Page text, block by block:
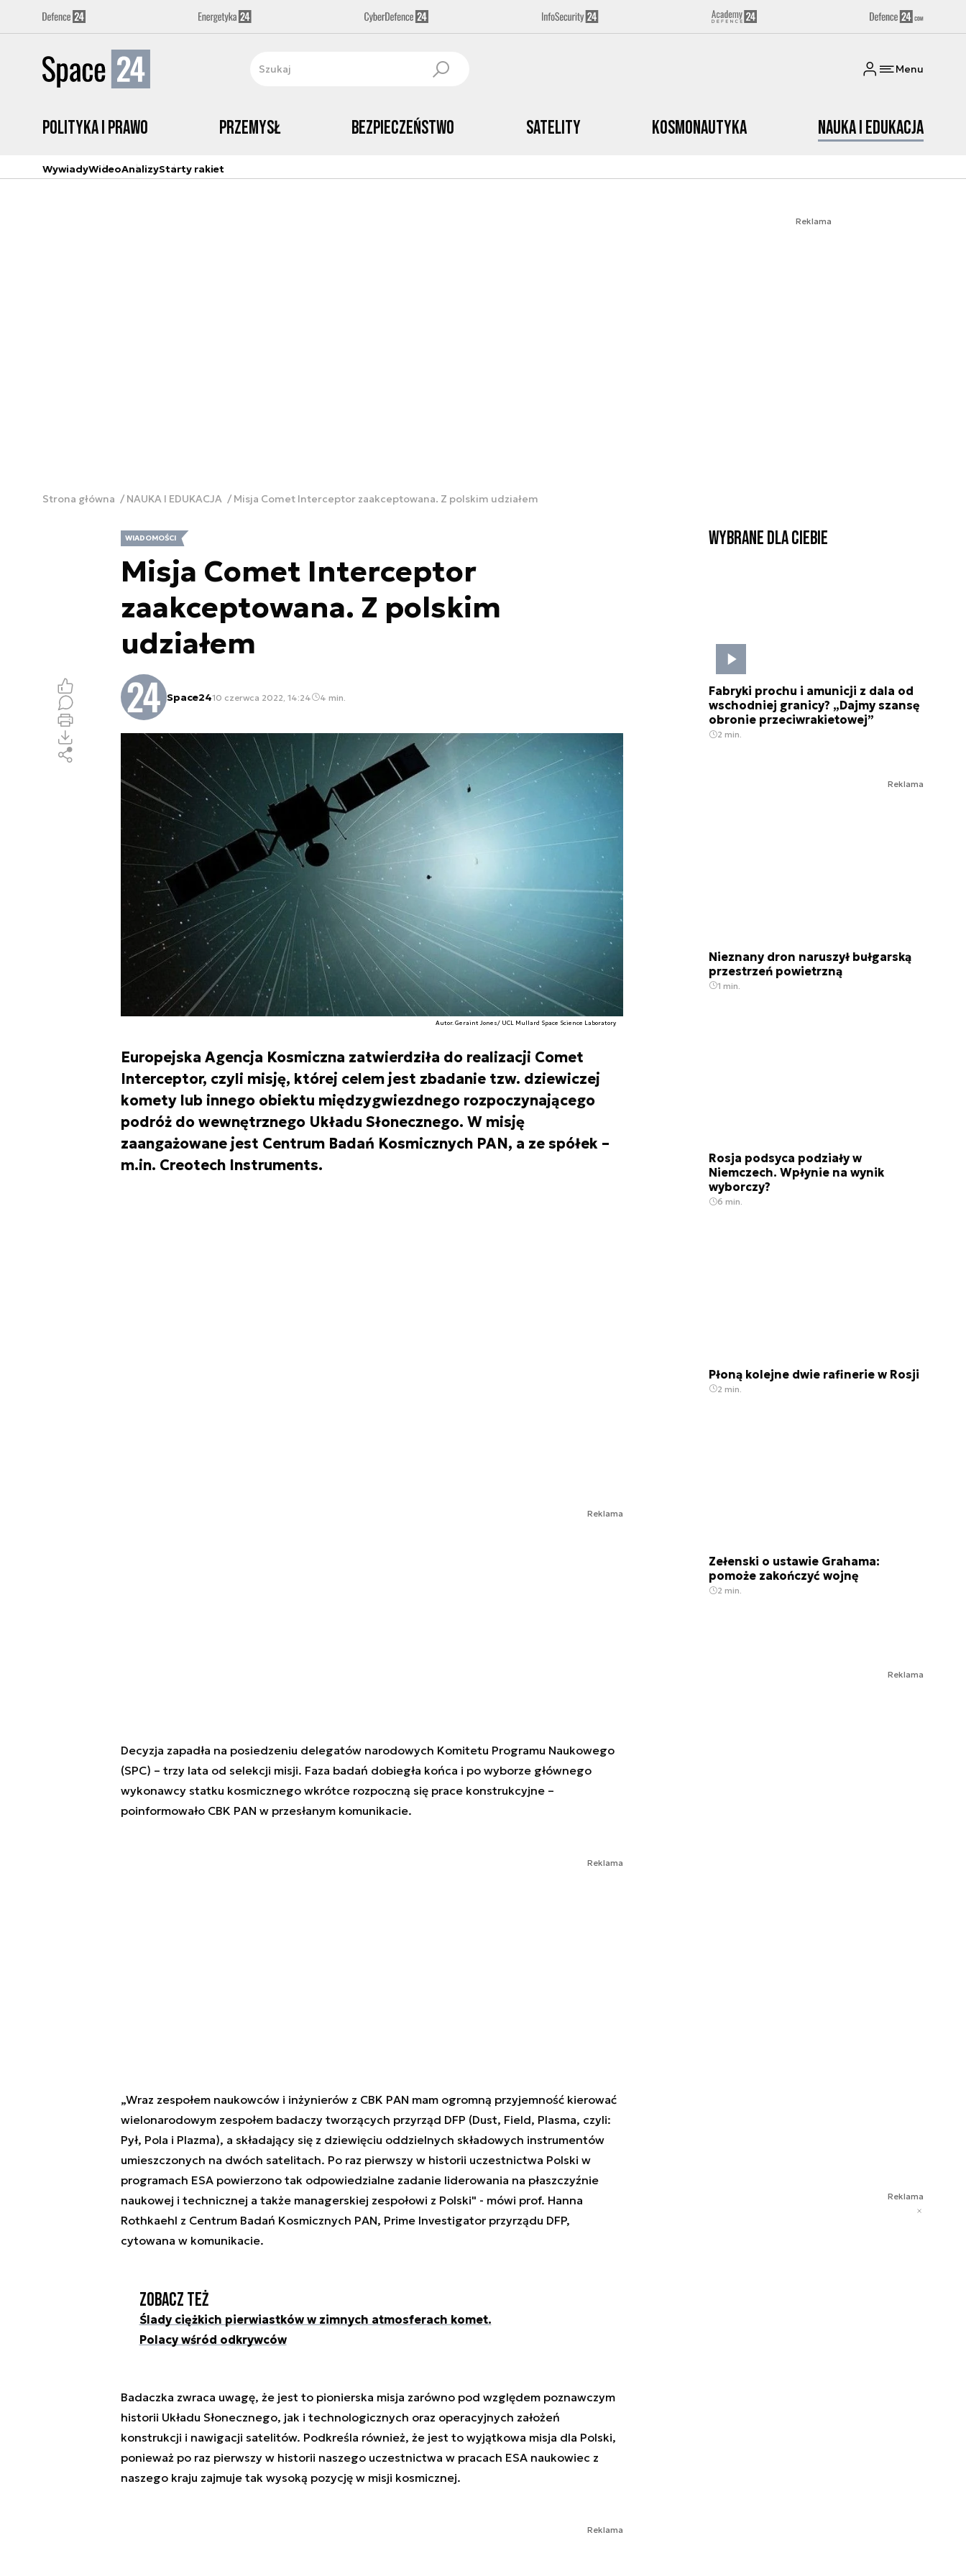
Menu
Polityka i prawo Przemysł Bezpieczeństwo Satelity Kosmonautyka Nauka i edukacja
WywiadyWideoAnalizyStarty rakiet
Reklama
Strona główna NAUKA I EDUKACJA Misja Comet Interceptor zaakceptowana. Z polskim udziałem
WIADOMOŚCI
Misja Comet Interceptor
zaakceptowana. Z polskim
udziałem
Space2410 czerwca 2022, 14:24 4 min.
Autor. Geraint Jones/ UCL Mullard Space Science Laboratory
Europejska Agencja Kosmiczna zatwierdziła do realizacji Comet
Interceptor, czyli misję, której celem jest zbadanie tzw. dziewiczej
komety lub innego obiektu międzygwiezdnego rozpoczynającego
podróż do wewnętrznego Układu Słonecznego. W misję
zaangażowane jest Centrum Badań Kosmicznych PAN, a ze spółek –
m.in. Creotech Instruments.
Reklama
Decyzja zapadła na posiedzeniu delegatów narodowych Komitetu Programu Naukowego
(SPC) – trzy lata od selekcji misji. Faza badań dobiegła końca i po wyborze głównego
wykonawcy statku kosmicznego wkrótce rozpoczną się prace konstrukcyjne –
poinformowało CBK PAN w przesłanym komunikacie.
Reklama
„Wraz zespołem naukowców i inżynierów z CBK PAN mam ogromną przyjemność kierować
wielonarodowym zespołem badaczy tworzących przyrząd DFP (Dust, Field, Plasma, czyli:
Pył, Pola i Plazma), a składający się z dziewięciu oddzielnych składowych instrumentów
umieszczonych na dwóch satelitach. Po raz pierwszy w historii uczestnictwa Polski w
programach ESA powierzono tak odpowiedzialne zadanie liderowania na płaszczyźnie
naukowej i technicznej a także managerskiej zespołowi z Polski" - mówi prof. Hanna
Rothkaehl z Centrum Badań Kosmicznych PAN, Prime Investigator przyrządu DFP,
cytowana w komunikacie.
Zobacz też
Ślady ciężkich pierwiastków w zimnych atmosferach komet.
Polacy wśród odkrywców
Badaczka zwraca uwagę, że jest to pionierska misja zarówno pod względem poznawczym
historii Układu Słonecznego, jak i technologicznych oraz operacyjnych założeń
konstrukcji i nawigacji satelitów. Podkreśla również, że jest to wyjątkowa misja dla Polski,
ponieważ po raz pierwszy w historii naszego uczestnictwa w pracach ESA naukowiec z
naszego kraju zajmuje tak wysoką pozycję w misji kosmicznej.
Reklama
Wybrane dla Ciebie
Fabryki prochu i amunicji z dala od
wschodniej granicy? „Dajmy szansę
obronie przeciwrakietowej”
2 min.
Reklama
Nieznany dron naruszył bułgarską
przestrzeń powietrzną
1 min.
Rosja podsyca podziały w
Niemczech. Wpłynie na wynik
wyborczy?
6 min.
Płoną kolejne dwie rafinerie w Rosji
2 min.
Zełenski o ustawie Grahama:
pomoże zakończyć wojnę
2 min.
Reklama
Reklama